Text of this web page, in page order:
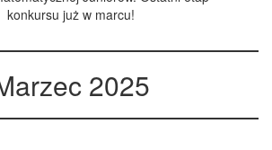
konkursu już w marcu!
2025